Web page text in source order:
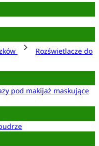
Rozświetlacze do
pod makijaż maskujące